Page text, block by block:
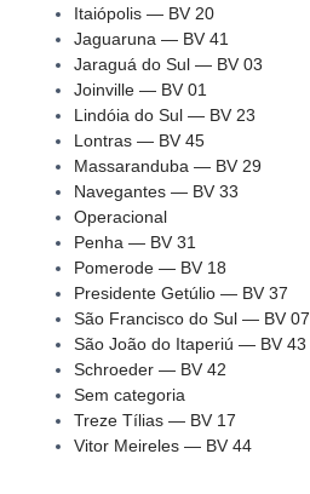
Itaiópolis — BV 20
Jaguaruna — BV 41
Jaraguá do Sul — BV 03
Joinville — BV 01
Lindóia do Sul — BV 23
Lontras — BV 45
Massaranduba — BV 29
Navegantes — BV 33
Operacional
Penha — BV 31
Pomerode — BV 18
Presidente Getúlio — BV 37
São Francisco do Sul — BV 07
São João do Itaperiú — BV 43
Schroeder — BV 42
Sem categoria
Treze Tílias — BV 17
Vitor Meireles — BV 44